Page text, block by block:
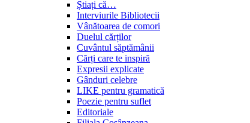
Știați că…
Interviurile Bibliotecii
Vânătoarea de comori
Duelul cărților
Cuvântul săptămânii
Cărți care te inspiră
Expresii explicate
Gânduri celebre
LIKE pentru gramatică
Poezie pentru suflet
Editoriale